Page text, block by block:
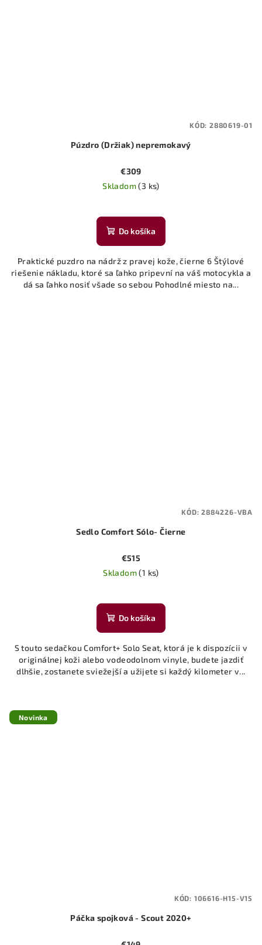
Púzdro (Držiak) nepremokavý
€309
Skladom(3 ks)
Do košíka
Praktické puzdro na nádrž z pravej kože, čierne 6 Štýlové
riešenie nákladu, ktoré sa ľahko pripevní na váš motocykla a
dá sa ľahko nosiť všade so sebou Pohodlné miesto na...
KÓD: 2880619-01
Sedlo Comfort Sólo- Čierne
€515
Skladom(1 ks)
Do košíka
S touto sedačkou Comfort+ Solo Seat, ktorá je k dispozícii v
originálnej koži alebo vodeodolnom vinyle, budete jazdiť
dlhšie, zostanete sviežejší a užijete si každý kilometer v...
KÓD:2884226-VBA
Novinka
Páčka spojková - Scout 2020+
KÓD: 106616-H15-V15